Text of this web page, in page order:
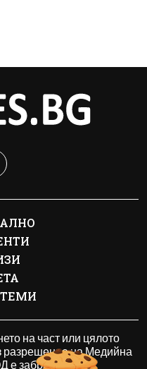
на част или цялото
разрешение на Медийна
е забранено.